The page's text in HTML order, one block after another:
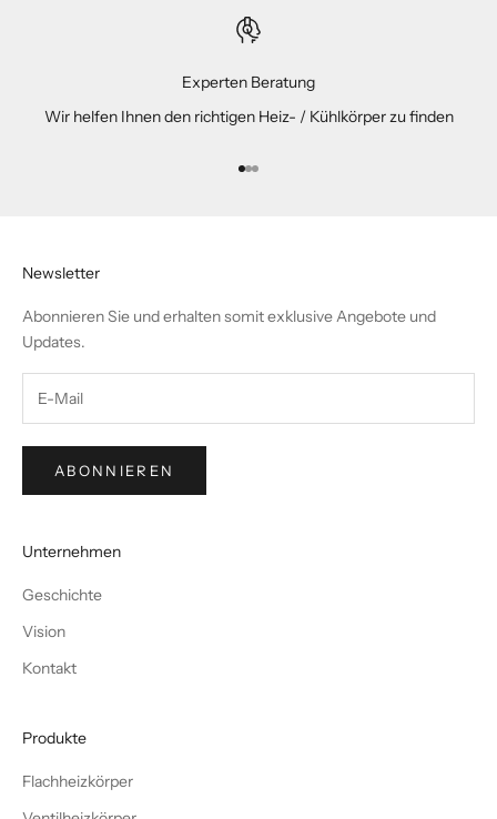
Experten Beratung
Wir helfen Ihnen den richtigen Heiz- / Kühlkörper zu finden
Gehe zu Element 1
Gehe zu Element 2
Gehe zu Element 3
Newsletter
Abonnieren Sie und erhalten somit exklusive Angebote und
Updates.
ABONNIEREN
Unternehmen
Geschichte
Vision
Kontakt
Produkte
Flachheizkörper